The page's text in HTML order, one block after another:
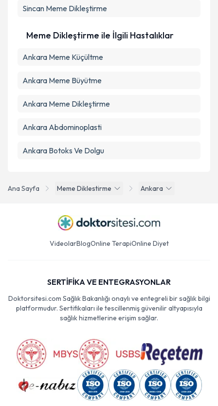
Ana Sayfa Meme Diklestirme Ankara
Sincan Meme Dikleştirme
Meme Dikleştirme ile İlgili Hastalıklar
Ankara Meme Küçültme
Ankara Meme Büyütme
Ankara Meme Dikleştirme
Ankara Abdominoplasti
Ankara Botoks Ve Dolgu
VideolarBlogOnline TerapiOnline Diyet
SERTİFİKA VE ENTEGRASYONLAR
Doktorsitesi.com Sağlık Bakanlığı onaylı ve entegreli bir sağlık bilgi
platformudur. Sertifikaları ile tescillenmiş güvenilir altyapısıyla
sağlık hizmetlerine erişim sağlar.